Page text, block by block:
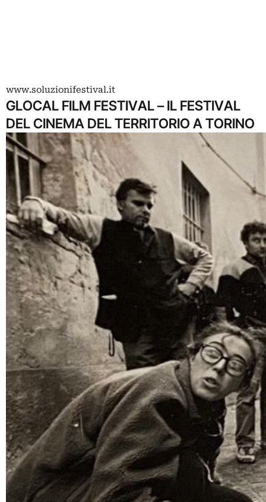
www.soluzionifestival.it
GLOCAL FILM FESTIVAL – IL FESTIVAL
DEL CINEMA DEL TERRITORIO A TORINO